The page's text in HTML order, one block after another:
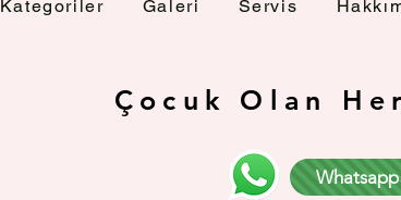
Kategoriler Galeri Servis
Çocuk Olan
Whatsapp